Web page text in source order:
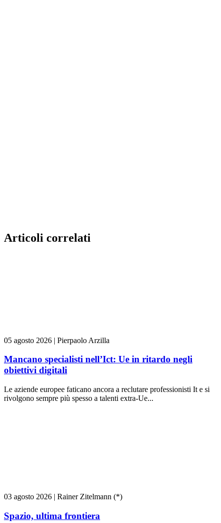
Articoli correlati
05 agosto 2026 | Pierpaolo Arzilla
Mancano specialisti nell’Ict: Ue in ritardo negli
obiettivi digitali
Le aziende europee faticano ancora a reclutare professionisti It e si
rivolgono sempre più spesso a talenti extra-Ue...
03 agosto 2026 | Rainer Zitelmann (*)
Spazio, ultima frontiera